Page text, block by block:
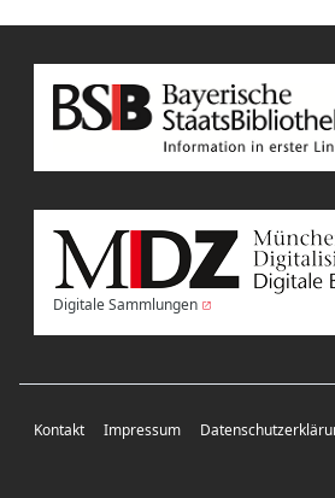
Digitale Sammlungen
Kontakt Impressum